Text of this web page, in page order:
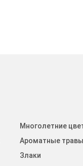
Многолетние
Ароматные травы
Злаки